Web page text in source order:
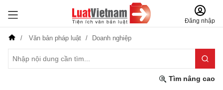
Đăng nhập
Văn bản pháp luật Doanh nghiệp
Tìm nâng cao